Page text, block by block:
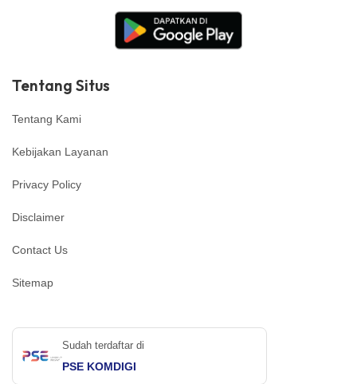
Tentang Situs
Tentang Kami
Kebijakan Layanan
Privacy Policy
Disclaimer
Contact Us
Sitemap
Sudah terdaftar di
PSE KOMDIGI